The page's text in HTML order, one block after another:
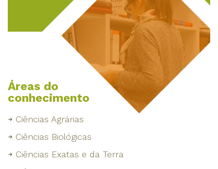
Áreas do
conhecimento
Ciências Agrárias
Ciências Biológicas
Ciências Exatas e da Terra